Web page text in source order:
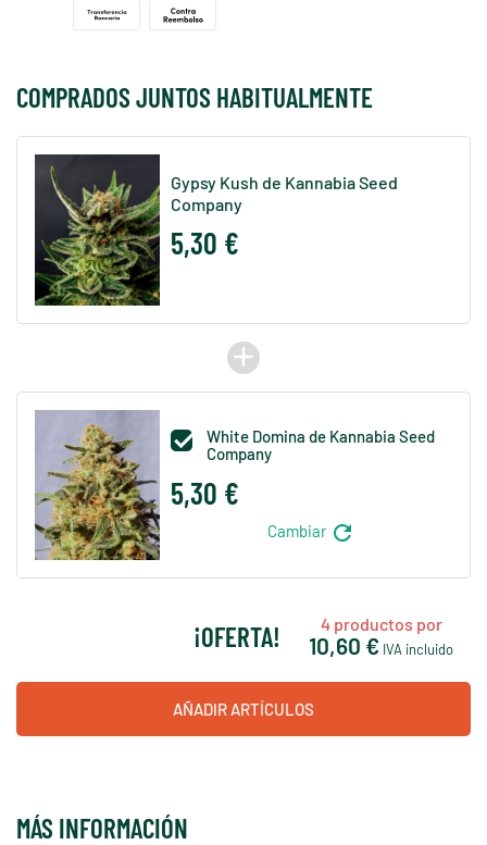
COMPRADOS JUNTOS HABITUALMENTE
Gypsy Kush de Kannabia Seed
Company
5,30 €
add

White Domina de Kannabia Seed
Company
5,30 €
Cambiar refresh
¡OFERTA! 4productos por
10,60 € IVA incluido
AÑADIR ARTÍCULOS
MÁS INFORMACIÓN